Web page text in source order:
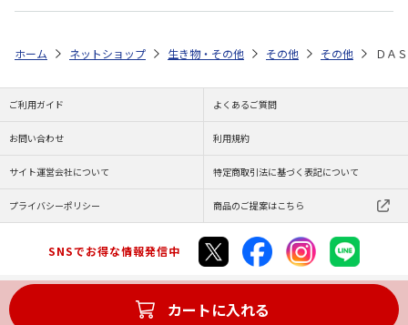
カートに入れる
ホーム ネットショップ 生き物・その他 その他 その他 ＤＡ
ご利用ガイド よくあるご質問
お問い合わせ 利用規約
サイト運営会社について 特定商取引法に基づく表記について
プライバシーポリシー 商品のご提案はこちら
SNSでお得な情報発信中